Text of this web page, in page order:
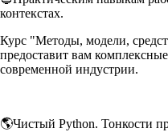
контекстах.
Курс "Методы, модели,
предоставит вам
современной индустрии.
🌎Чистый Python. Тонкости